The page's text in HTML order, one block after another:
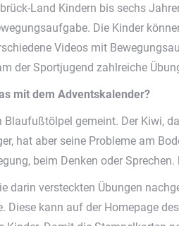
Land Kindern bis sechs
Die Kinder
Videos mit
der Sportjugend zahlreiche
mit dem Adventskalender?
gemeint. Der Kiwi,
hat aber seine Probleme am
beim Denken oder Sprechen.
versteckten Übungen
kann auf der Homepage